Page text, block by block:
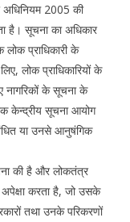
अधिनियम 2005 की
है। सूचना का अधिकार
लोक प्राधिकारी के
लोक प्राधिकारियों के
नागरिकों के सूचना के
केन्द्रीय सूचना आयोग
या उनसे आनुषंगिक
की है और लोकतंत्र
अपेक्षा करता है, जो उसके
तथा उनके परिकरणों